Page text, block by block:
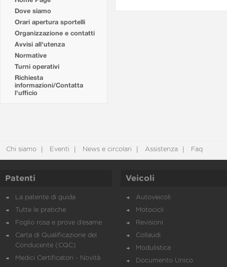
Dove siamo
Orari apertura sportelli
Organizzazione e contatti
Avvisi all'utenza
Normative
Turni operativi
Richiesta
informazioni/Contatta
l'ufficio
Chi siamo Eventi News e circolari Assistenza Faq
Patenti
La patente di guida
Tutte le pratiche
Foglio rosa e prove d’esame
Carta di Qualificazione del
Conducente (CQC)
Medici Certificatori - Novità
Veicoli
Autoveicoli
Motocicli
Revisioni
Collaudi
Modulistica
Documento Unico